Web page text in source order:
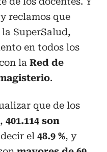
reclamos que
SuperSalud,
en todos los
la Red de
.
que de los
, 401.114 son
el 48.9 %, y